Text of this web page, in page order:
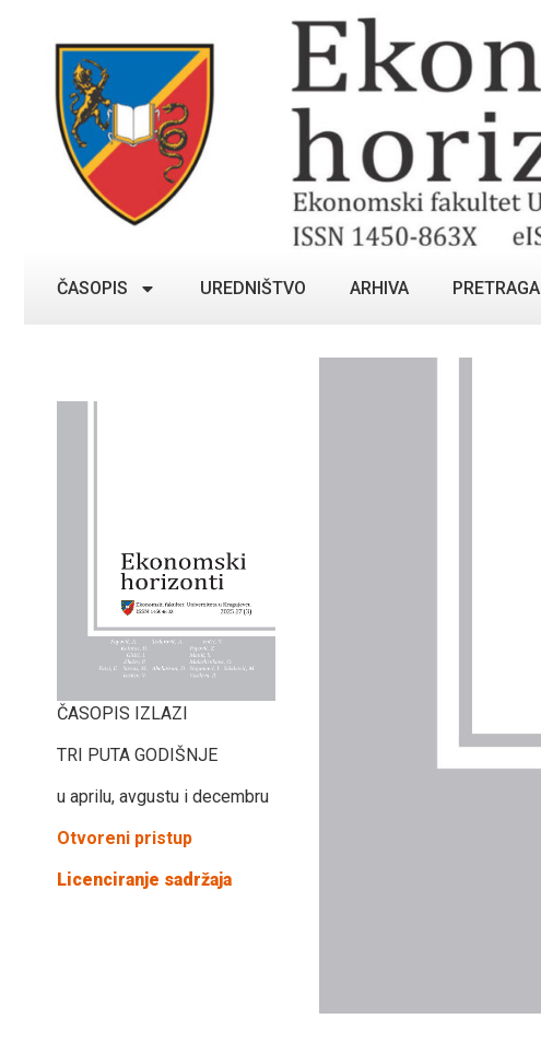
ČASOPIS UREDNIŠTVO ARHIVA PRETRAGA
ČASOPIS IZLAZI
TRI PUTA GODIŠNJE
u aprilu, avgustu i decembru
Otvoreni pristup
Licenciranje sadržaja